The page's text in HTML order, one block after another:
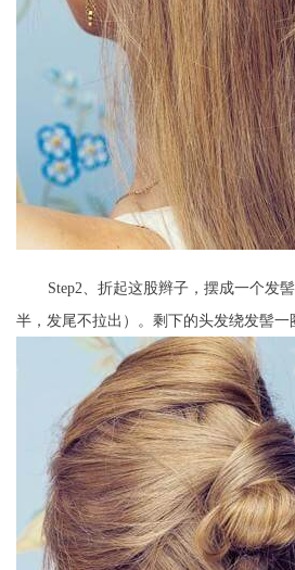
Step2、折起这股辫子，摆成一个发
半，发尾不拉出）。剩下的头发绕发髻一